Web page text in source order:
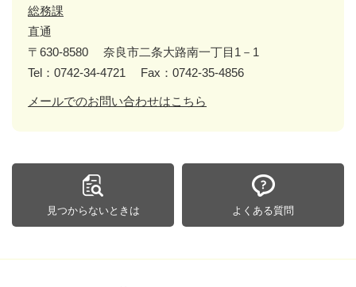
総務課
直通
〒630-8580
奈良市二条大路南一丁目1－1
Tel：0742-34-4721
Fax：0742-35-4856
メールでのお問い合わせはこちら
見つからないときは よくある質問